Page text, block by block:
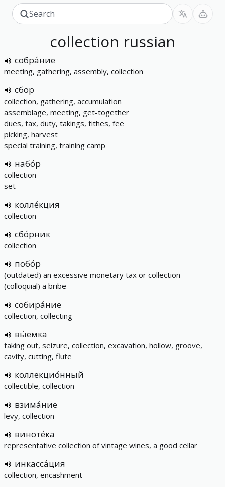
collection russian
собра́ние
meeting, gathering, assembly, collection
сбор
collection, gathering, accumulation
assemblage, meeting, get-together
dues, tax, duty, takings, tithes, fee
picking, harvest
special training, training camp
набо́р
collection
set
колле́кция
collection
сбо́рник
collection
побо́р
(outdated) an excessive monetary tax or collection
(colloquial) a bribe
собира́ние
collection, collecting
вы́емка
taking out, seizure, collection, excavation, hollow, groove,
cavity, cutting, flute
коллекцио́нный
collectible, collection
взима́ние
levy, collection
виноте́ка
representative collection of vintage wines, a good cellar
инкасса́ция
collection, encashment